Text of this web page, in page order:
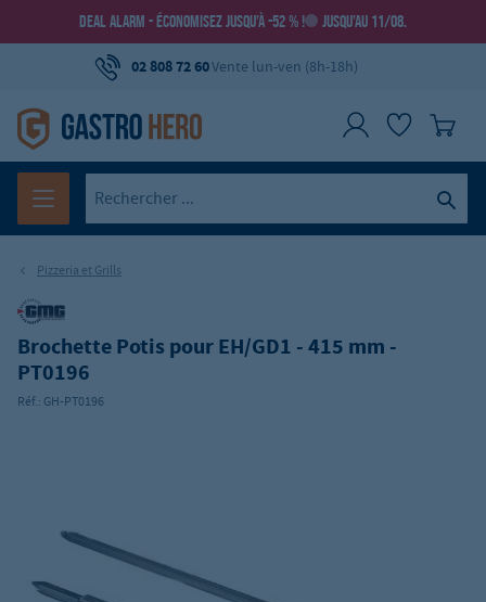
DEAL ALARM - ÉCONOMISEZ JUSQU’À -52 % ! JUSQU’AU 11/08.
02 808 72 60Vente lun-ven (8h-18h)
Pizzeria et Grills
Brochette Potis pour EH/GD1 - 415 mm -
PT0196
Réf.: GH-PT0196